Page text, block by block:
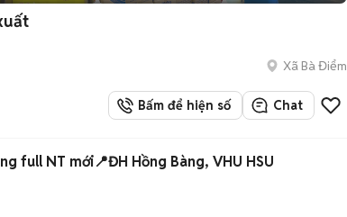
Xã Bà Điểm
Bấm để hiện số Chat
full NT mới📍ĐH Hồng Bàng, VHU HSU